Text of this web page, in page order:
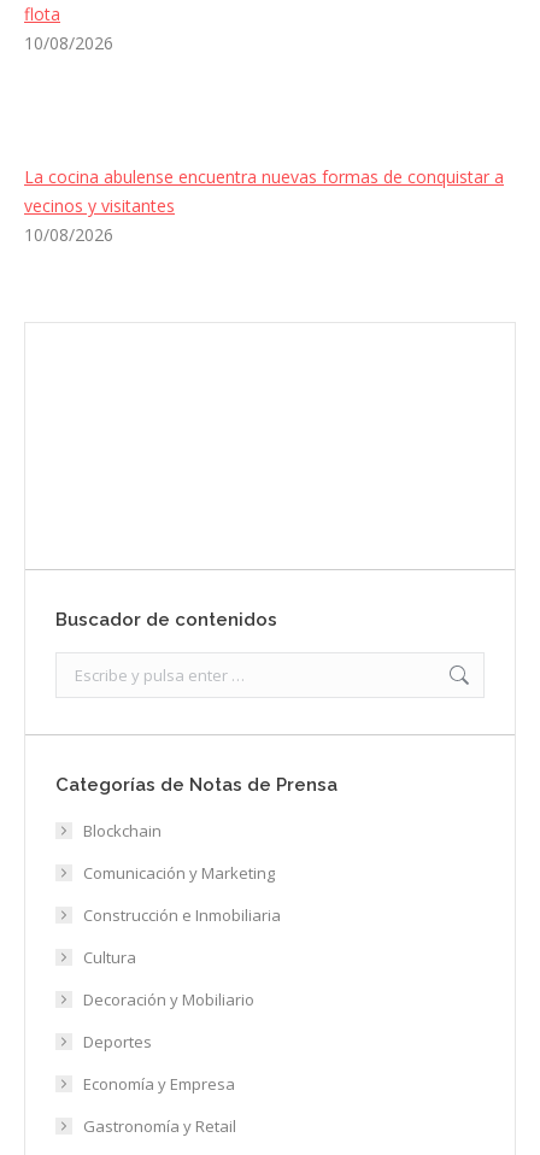
flota
10/08/2026
La cocina abulense encuentra nuevas formas de conquistar a
vecinos y visitantes
10/08/2026
Buscador de contenidos
Categorías de Notas de Prensa
Blockchain
Comunicación y Marketing
Construcción e Inmobiliaria
Cultura
Decoración y Mobiliario
Deportes
Economía y Empresa
Gastronomía y Retail